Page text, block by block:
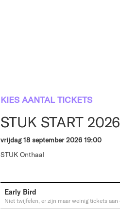
KIES AANTAL TICKETS
STUK START
vrijdag 18 september 2026 19:00
STUK Onthaal
Early Bird
Niet twijfelen, er zijn maar weinig tickets aan